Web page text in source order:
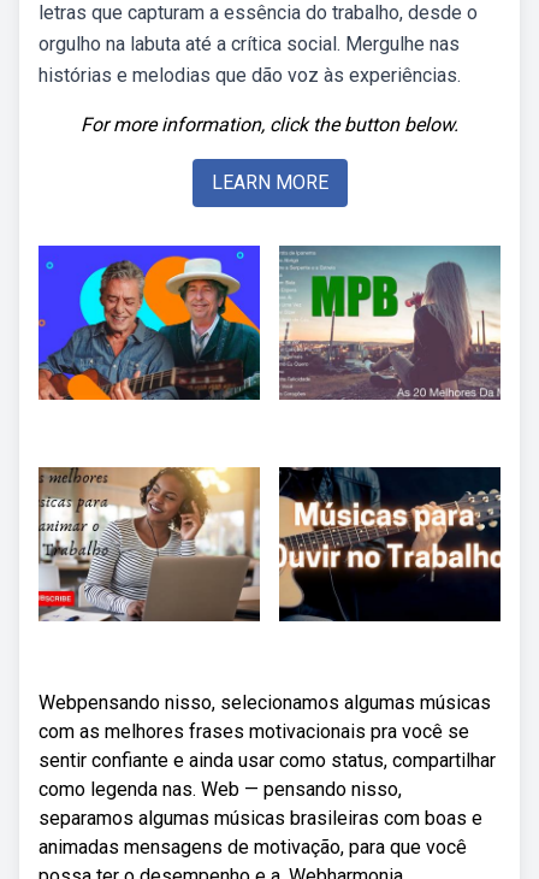
letras que capturam a essência do trabalho, desde o
orgulho na labuta até a crítica social. Mergulhe nas
histórias e melodias que dão voz às experiências.
For more information, click the button below.
LEARN MORE
Webpensando nisso, selecionamos algumas músicas
com as melhores frases motivacionais pra você se
sentir confiante e ainda usar como status, compartilhar
como legenda nas. Web — pensando nisso,
separamos algumas músicas brasileiras com boas e
animadas mensagens de motivação, para que você